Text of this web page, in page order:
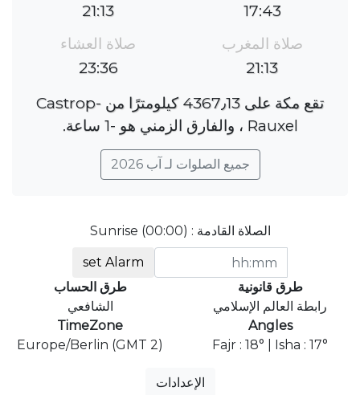
17:43
21:13
صلاة المغرب
21:13
صلاة العشاء
23:36
تقع مكة على 4367٫13 كيلومترًا من Castrop-
Rauxel ، والفارق الزمني هو ؜-1 ساعة.
جميع الصلوات لـ آب 2026
الصلاة القادمة : Sunrise (00:00)
set Alarm
طرق قانونية
رابطة العالم الإسلامي
طرق الحساب
الشافعي
Angles
Fajr : 18° | Isha : 17°
TimeZone
Europe/Berlin (GMT 2)
الإعدادات